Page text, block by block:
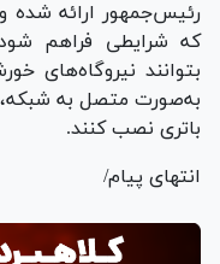
رئیس‌جمهور ارائه شده
که شرایطی فراهم
بتوانند نیروگاه‌های
به‌صورت متصل به شبکه،
باتری نصب کنند.
انتهای پیام/